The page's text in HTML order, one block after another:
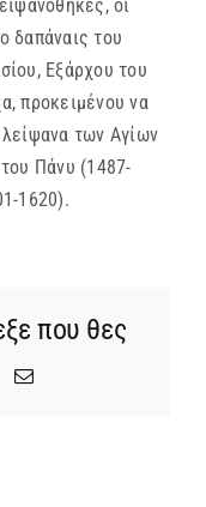
οι
δαπάναις του
Εξάρχου του
προκειμένου να
των Αγίων
Πάνυ (1487-
1620).
που θες
PinterestEmail